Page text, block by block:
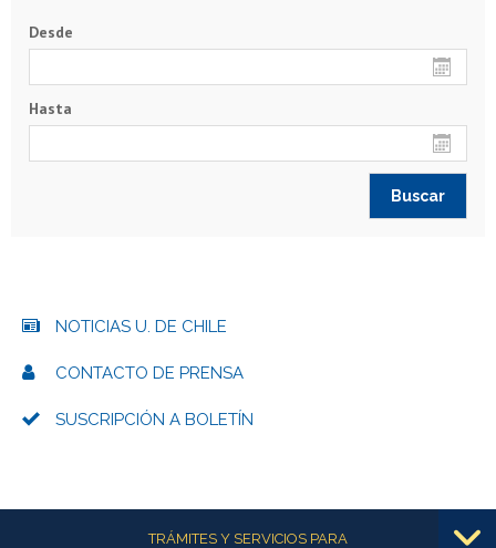
Desde
Hasta
NOTICIAS U. DE CHILE
CONTACTO DE PRENSA
SUSCRIPCIÓN A BOLETÍN
Más informaciónTRÁMITES Y SERVICIOS PARA